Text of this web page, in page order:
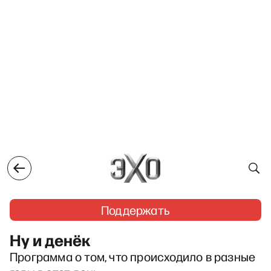
Поддержать
Ну и денёк
Программа о том, что происходило в разные